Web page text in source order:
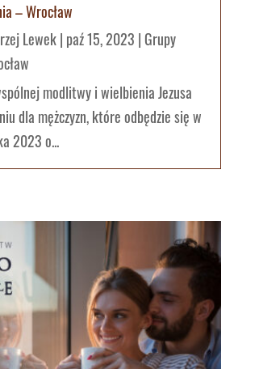
– Wrocław
Lewek| paź 15, 2023 | Grupy
modlitwy i wielbienia Jezusa
dla mężczyzn, które odbędzie się w
2023 o...